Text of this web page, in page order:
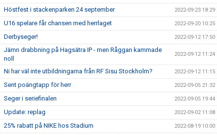
Höstfest i stackenparken 24 september 2022-09-23 18:29
U16 spelare får chansen med herrlaget 2022-09-20 10:25
Derbyseger! 2022-09-12 17:50
Jämn drabbning på Hagsätra IP - men Råggan kammade
noll
2022-09-12 11:24
Ni har väl inte utbildningarna från RF Sisu Stockholm? 2022-09-12 11:15
Sent poängtapp för herr 2022-09-05 21:32
Seger i seriefinalen 2022-09-05 19:44
Update: replag 2022-09-02 11:08
25% rabatt på NIKE hos Stadium 2022-08-19 10:00